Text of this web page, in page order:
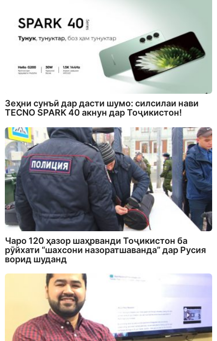
Зеҳни сунъӣ дар дасти шумо: силсилаи нави
TECNO SPARK 40 акнун дар Тоҷикистон!
Чаро 120 ҳазор шаҳрванди Тоҷикистон ба
рӯйхати “шахсони назоратшаванда” дар Русия
ворид шуданд